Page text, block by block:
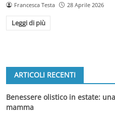
Francesca Testa 28 Aprile 2026
Leggi di più
ARTICOLI RECENTI
Benessere olistico in estate:
mamma